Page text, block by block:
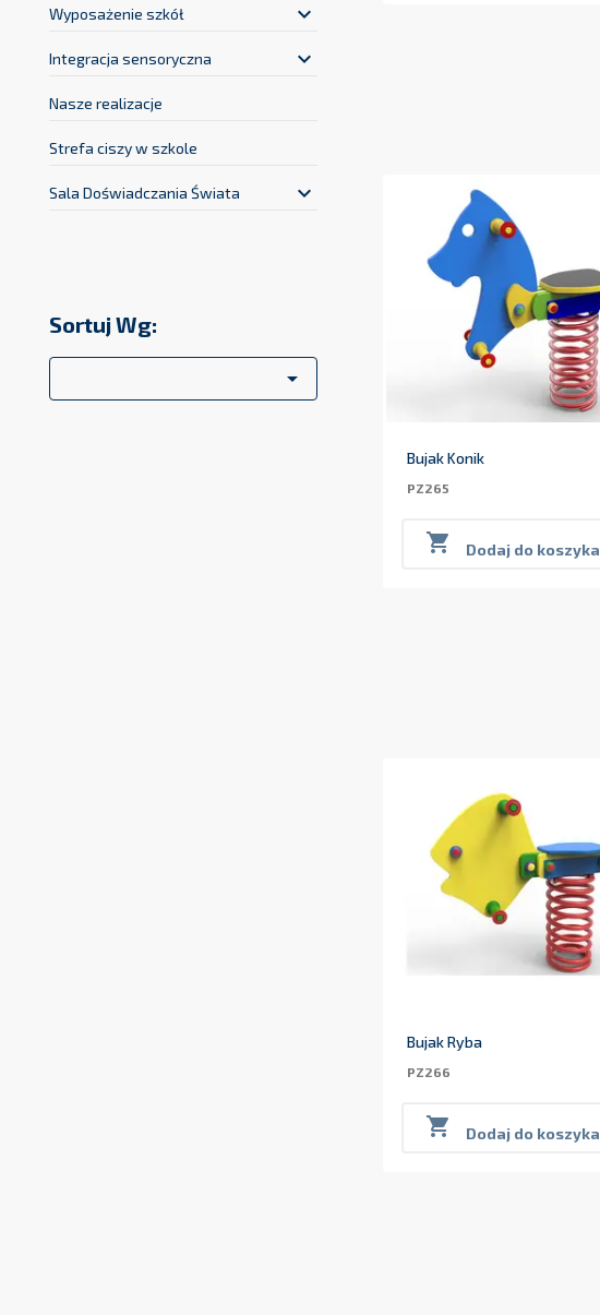
Wyposażenie szkół keyboard_arrow_down
Integracja sensoryczna keyboard_arrow_down
Nasze realizacje
Strefa ciszy w szkole
Sala Doświadczania Świata keyboard_arrow_down
Sortuj Wg:

Bujak Konik
PZ265
 Dodaj do koszyka
Bujak Ryba
PZ266
 Dodaj do koszyka